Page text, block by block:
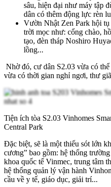
sâu, hiện đại như máy tập
dân có thêm động lực rèn
Vườn Nhật Zen Park hội tụ
trời mọc như: cổng chào,
tạo, đèn tháp Noshiro
lồng...
Nhờ đó, cư dân S2.03 vừa có
vừa có thời gian nghỉ ngơi, thư
Tiện ích tòa S2.03 Vinhomes
Central Park
Đặc biệt, sẽ là một thiếu sót lớn
cương” bao gồm: hệ thống
khoa quốc tế Vinmec, trung tâm
hệ thống quản lý vận hành
cầu về y tế, giáo dục, giải trí...